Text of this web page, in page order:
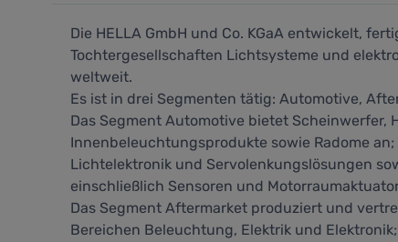
Die HELLA GmbH und Co. KGaA entwickelt,
Tochtergesellschaften Lichtsysteme und
weltweit.
Es ist in drei Segmenten tätig: Automotive,
Das Segment Automotive bietet Scheinwerfer,
Innenbeleuchtungsprodukte sowie Radome
Lichtelektronik und Servolenkungslösungen
einschließlich Sensoren und
Das Segment Aftermarket produziert und
Bereichen Beleuchtung, Elektrik und